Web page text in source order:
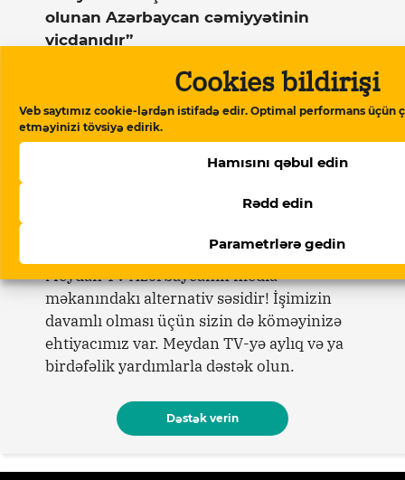
Cookies bildirişi
Veb saytımız cookie-lərdən istifadə edir. Optimal performans üçün
etməyinizi tövsiyə edirik.
Hamısını qəbul edin
Rədd edin
Parametrlərə gedin
olunan Azərbaycan cəmiyyətinin
vicdanıdır”
Beynəlxalq Valyuta Fondu:
“Azərbaycan ərzaq inflyasiyasında
Rusiyadan yüksək dərəcədə asılıdır”
Meydan TV Azərbaycanın media
məkanındakı alternativ səsidir! İşimizin
davamlı olması üçün sizin də köməyinizə
ehtiyacımız var. Meydan TV-yə aylıq və ya
birdəfəlik yardımlarla dəstək olun.
Dəstək verin